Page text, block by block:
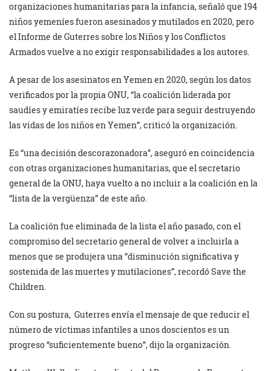
organizaciones humanitarias para la infancia, señaló que 194
niños yemeníes fueron asesinados y mutilados en 2020, pero
el Informe de Guterres sobre los Niños y los Conflictos
Armados vuelve a no exigir responsabilidades a los autores.
A pesar de los asesinatos en Yemen en 2020, según los datos
verificados por la propia ONU, “la coalición liderada por
saudíes y emiratíes recibe luz verde para seguir destruyendo
las vidas de los niños en Yemen”, criticó la organización.
Es “una decisión descorazonadora”, aseguró en coincidencia
con otras organizaciones humanitarias, que el secretario
general de la ONU, haya vuelto a no incluir a la coalición en la
“lista de la vergüenza” de este año.
La coalición fue eliminada de la lista el año pasado, con el
compromiso del secretario general de volver a incluirla a
menos que se produjera una “disminución significativa y
sostenida de las muertes y mutilaciones”, recordó Save the
Children.
Con su postura, Guterres envía el mensaje de que reducir el
número de víctimas infantiles a unos doscientos es un
progreso “suficientemente bueno”, dijo la organización.